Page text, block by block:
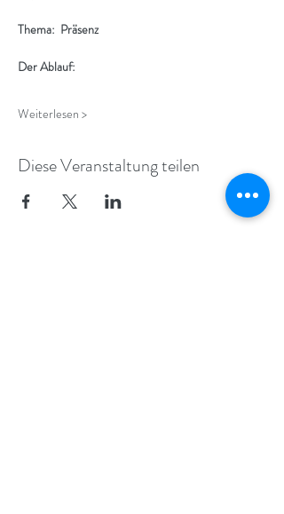
Thema:  Präsenz
Der Ablauf:
Weiterlesen >
Diese Veranstaltung teilen